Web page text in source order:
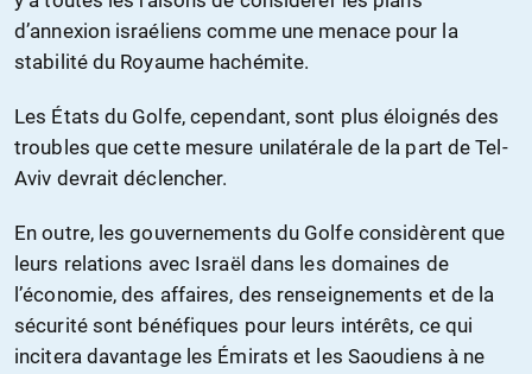
d’annexion israéliens comme une menace pour la
stabilité du Royaume hachémite.
Les États du Golfe, cependant, sont plus éloignés des
troubles que cette mesure unilatérale de la part de Tel-
Aviv devrait déclencher.
En outre, les gouvernements du Golfe considèrent que
leurs relations avec Israël dans les domaines de
l’économie, des affaires, des renseignements et de la
sécurité sont bénéfiques pour leurs intérêts, ce qui
incitera davantage les Émirats et les Saoudiens à ne